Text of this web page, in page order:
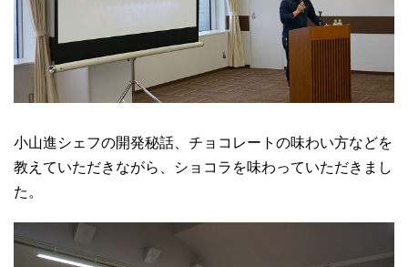
小山進シェフの開発秘話、チョコレートの味わい方などを
教えていただきながら、ショコラを味わっていただきまし
た。